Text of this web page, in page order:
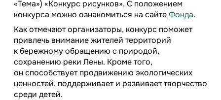
«Тема») «Конкурс рисунков». С положением
конкурса можно ознакомиться на сайтеФонда.
Как отмечают организаторы, конкурс поможет
привлечь внимание жителей территорий
к бережному обращению с природой,
сохранению реки Лены. Кроме того,
он способствует продвижению экологических
ценностей, поддерживает и развивает творчество
среди детей.